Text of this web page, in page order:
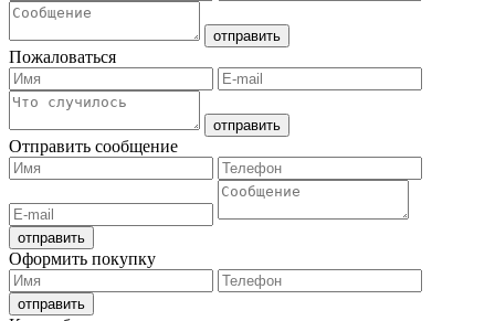
Пожаловаться
Отправить сообщение
Оформить покупку